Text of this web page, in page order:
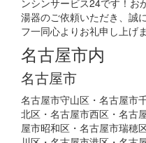
ンシンサービス24です！お
湯器のご依頼いただき、誠
フ一同心よりお礼申し上げま
名古屋市内
名古屋市
名古屋市守山区・名古屋市
北区・名古屋市西区・名古
屋市昭和区・名古屋市瑞穂